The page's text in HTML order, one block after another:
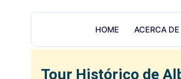
HOME ACERCA DE
Tour Histórico de